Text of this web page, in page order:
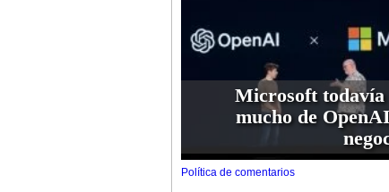
Microsoft todavía
mucho de
Política de comentarios